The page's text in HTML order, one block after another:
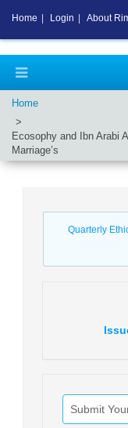
Home
Ecosophy and Ibn Arabi
Marriage’s
Quarterly
Submit
Home Login About